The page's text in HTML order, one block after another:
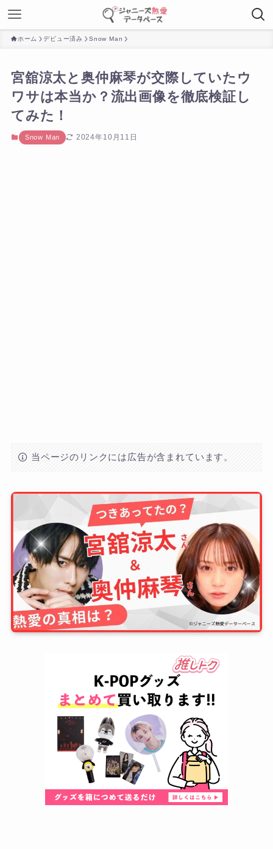
ホーム デビュー済み Snow Man
宮舘涼太と奥仲麻琴が交際していたウ
ワサは本当か？流出画像を徹底検証し
てみた！
Snow Man 2024年10月11日
当ページのリンクには広告が含まれています。